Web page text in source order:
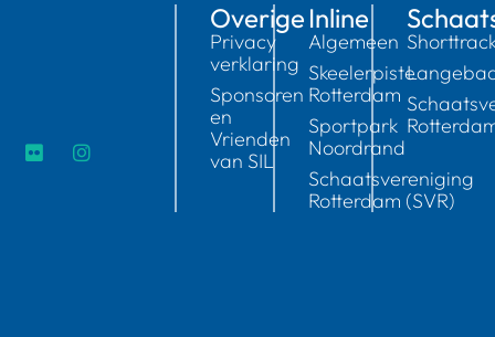
Inline
Algemeen
Skeelerpiste
Rotterdam
Sportpark
Noordrand
Schaatsvereniging
Rotterdam (SVR)
Overige
Privacy
verklaring
Sponsoren
en
Vrienden
van SIL